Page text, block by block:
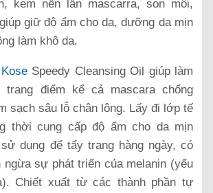
kem nền lẫn mascarra, son môi,
giữ độ ẩm cho da, dưỡng da mịn
làm khô da.
Speedy Cleansing Oil giúp làm
trang điểm kể cả mascara chống
sạch sâu lỗ chân lông. Lấy đi lớp tế
thời cung cấp độ ẩm cho da mịn
dụng để tẩy trang hàng ngày, có
ngừa sự phát triển của melanin (yếu
Chiết xuất từ các thành phần tự